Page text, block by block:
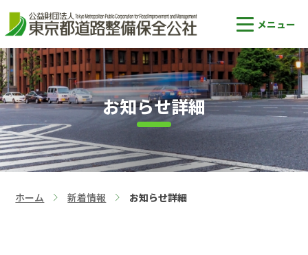
お知らせ詳細
ホーム
新着情報
お知らせ詳細